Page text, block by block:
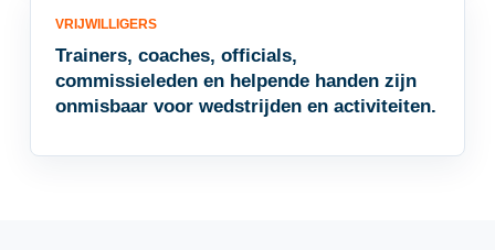
VRIJWILLIGERS
Trainers, coaches, officials,
commissieleden en helpende handen zijn
onmisbaar voor wedstrijden en activiteiten.